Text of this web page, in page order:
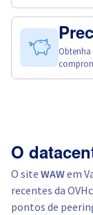
O
O site WAWem
recentes da
pontos de